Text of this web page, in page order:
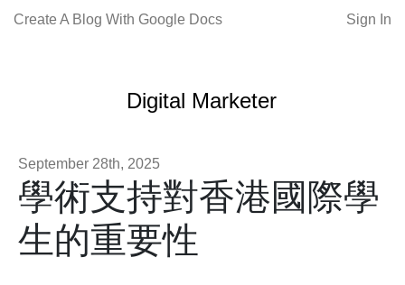
Create A Blog With Google Docs Sign In
Digital Marketer
September 28th, 2025
學術支持對香港國際學
生的重要性